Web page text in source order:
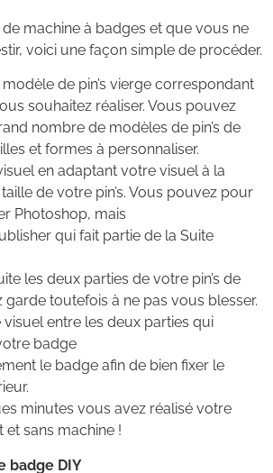
de machine à badges et que vous ne
voici une façon simple de procéder.
modèle de pin’s vierge correspondant
souhaitez réaliser. Vous pouvez
nombre de modèles de pin’s de
et formes à personnaliser.
en adaptant votre visuel à la
de votre pin’s. Vous pouvez pour
Photoshop, mais
qui fait partie de la Suite
les deux parties de votre pin’s de
garde toutefois à ne pas vous blesser.
visuel entre les deux parties qui
badge
le badge afin de bien fixer le
minutes vous avez réalisé votre
sans machine !
badge DIY